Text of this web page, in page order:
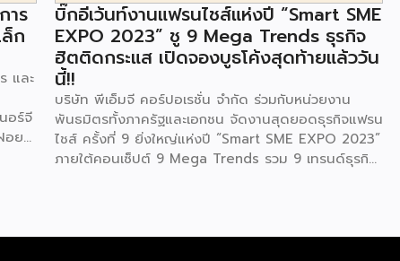
าร
ก
และ
อร์จี
อย
บิ๊กอีเว้นท์งานแฟรนไชส์แห่งปี “Smart SME
EXPO 2023” ชู 9 Mega Trends ธุรกิจ
ฮิตติดกระแส เปิดจองบูธโค้งสุดท้ายแล้ววัน
นี้!!
บริษัท พีเอ็มจี คอร์ปอเรชั่น จำกัด ร่วมกับหน่วยงาน
พันธมิตรทั้งภาครัฐและเอกชน จัดงานสุดยอดธุรกิจแฟรน
ไชส์ ครั้งที่ 9 ยิ่งใหญ่แห่งปี “Smart SME EXPO 2023”
ภายใต้คอนเซ็ปต์ 9 Mega Trends รวม 9 เทรนด์ธุรกิจ
Health & Wellness Trends, E-Commerce